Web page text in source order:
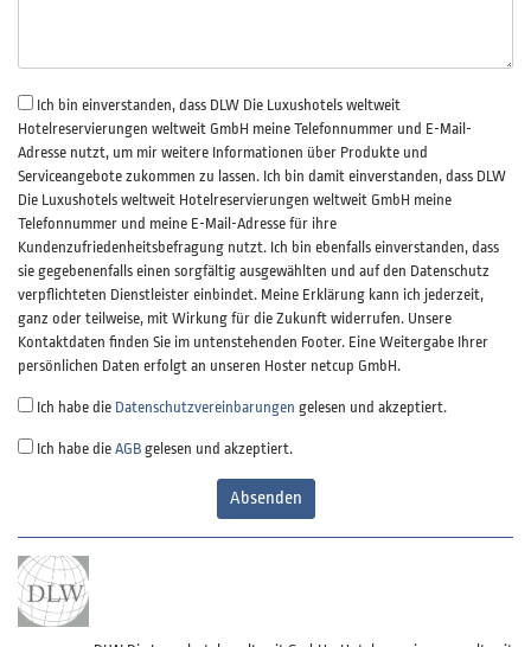
Ich bin einverstanden, dass DLW Die Luxushotels weltweit
Hotelreservierungen weltweit GmbH meine Telefonnummer und E-Mail-
Adresse nutzt, um mir weitere Informationen über Produkte und
Serviceangebote zukommen zu lassen. Ich bin damit einverstanden, dass DLW
Die Luxushotels weltweit Hotelreservierungen weltweit GmbH meine
Telefonnummer und meine E-Mail-Adresse für ihre
Kundenzufriedenheitsbefragung nutzt. Ich bin ebenfalls einverstanden, dass
sie gegebenenfalls einen sorgfältig ausgewählten und auf den Datenschutz
verpflichteten Dienstleister einbindet. Meine Erklärung kann ich jederzeit,
ganz oder teilweise, mit Wirkung für die Zukunft widerrufen. Unsere
Kontaktdaten finden Sie im untenstehenden Footer. Eine Weitergabe Ihrer
persönlichen Daten erfolgt an unseren Hoster netcup GmbH.
Ich habe die Datenschutzvereinbarungen gelesen und akzeptiert.
Ich habe die AGB gelesen und akzeptiert.
Absenden